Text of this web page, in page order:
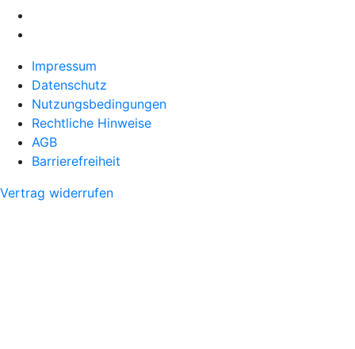
Impressum
Datenschutz
Nutzungsbedingungen
Rechtliche Hinweise
AGB
Barrierefreiheit
Vertrag widerrufen